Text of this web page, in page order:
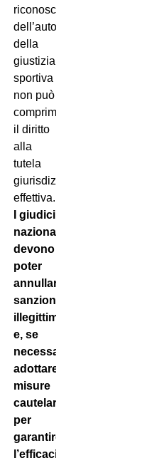
riconoscimento
dell’autonomia
della
giustizia
sportiva
non può
comprimere
il diritto
alla
tutela
giurisdizionale
effettiva.
I giudici
nazionali
devono
poter
annullare
sanzioni
illegittime
e, se
necessario,
adottare
misure
cautelari
per
garantire
l’efficacia